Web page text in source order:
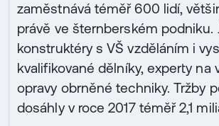
zaměstnává téměř 600 lidí,
právě ve šternberském podniku.
konstruktéry s VŠ vzděláním i
kvalifikované dělníky, experty na
opravy obrněné techniky. Tržby
dosáhly v roce 2017 téměř 2,1